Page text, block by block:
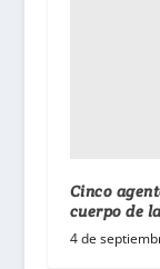
Cinco
cuerpo de
4 de